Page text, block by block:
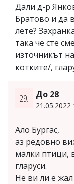
Дали д-р
Братово и да
лете?
така че сте
източникът
котките/,
29. До 28
21.05.2022
Ало Бургас,
аз редовно
малки птици,
гларуси.
Не ви ли е жал